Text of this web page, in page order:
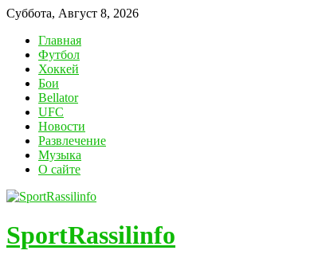
Суббота, Август 8, 2026
Главная
Футбол
Хоккей
Бои
Bellator
UFC
Новости
Развлечение
Музыка
О сайте
SportRassilinfo